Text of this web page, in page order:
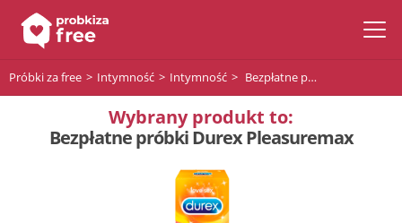
Próbki za free Intymność Intymność Bezpłatne próbki Durex Pleasuremax
Wybrany produkt to:
Bezpłatne próbki Durex Pleasuremax